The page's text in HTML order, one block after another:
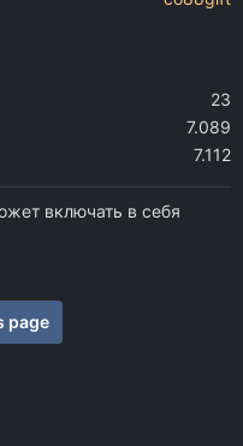
23
7.089
7.112
включать в себя
page